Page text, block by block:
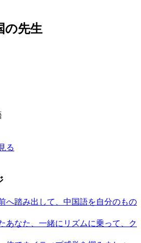
の先生
る
へ踏み出して、中国語を自分のもの
あなた、一緒にリズムに乗って、ク